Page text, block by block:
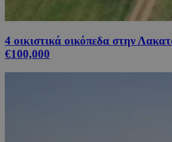
4 οικιστικά οικόπεδα στην
€100,000